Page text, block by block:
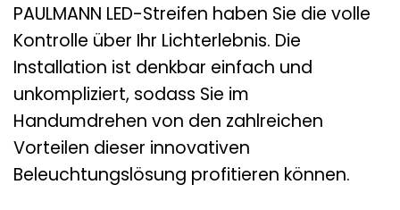
PAULMANN LED-Streifen haben Sie die volle
Kontrolle über Ihr Lichterlebnis. Die
Installation ist denkbar einfach und
unkompliziert, sodass Sie im
Handumdrehen von den zahlreichen
Vorteilen dieser innovativen
Beleuchtungslösung profitieren können.